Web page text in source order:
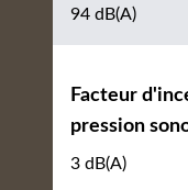
94 dB(A)
Facteur
pression
3 dB(A)